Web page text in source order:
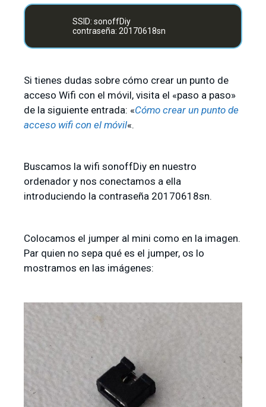
SSID: sonoffDiy
contraseña: 20170618sn
Si tienes dudas sobre cómo crear un punto de
acceso Wifi con el móvil, visita el «paso a paso»
de la siguiente entrada: «Cómo crear un punto de
acceso wifi con el móvil«.
Buscamos la wifi sonoffDiy en nuestro
ordenador y nos conectamos a ella
introduciendo la contraseña 20170618sn.
Colocamos el jumper al mini como en la imagen.
Par quien no sepa qué es el jumper, os lo
mostramos en las imágenes: